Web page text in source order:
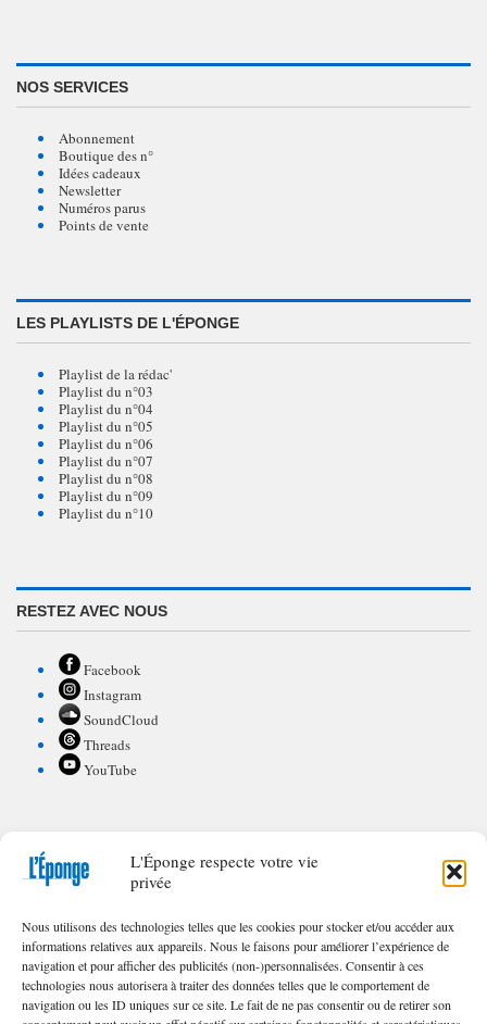
L'Éponge respecte votre vie
privée
Nous utilisons des technologies telles que les cookies pour stocker et/ou accéder aux
informations relatives aux appareils. Nous le faisons pour améliorer l’expérience de
navigation et pour afficher des publicités (non-)personnalisées. Consentir à ces
technologies nous autorisera à traiter des données telles que le comportement de
navigation ou les ID uniques sur ce site. Le fait de ne pas consentir ou de retirer son
NOS SERVICES
Abonnement
Boutique des n°
Idées cadeaux
Newsletter
Numéros parus
Points de vente
LES PLAYLISTS DE L'ÉPONGE
Playlist de la rédac'
Playlist du n°03
Playlist du n°04
Playlist du n°05
Playlist du n°06
Playlist du n°07
Playlist du n°08
Playlist du n°09
Playlist du n°10
RESTEZ AVEC NOUS
Facebook
Instagram
SoundCloud
Threads
YouTube
POUR CONTRIBUER À L'ÉPONGE
Appel à textes/illustrations
FAQ de nos appels